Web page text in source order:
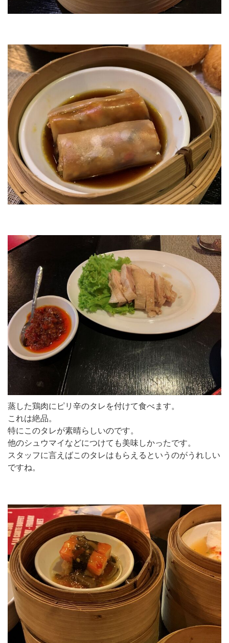
蒸した鶏肉にピリ辛のタレを付けて食べます。
これは絶品。
特にこのタレが素晴らしいのです。
他のシュウマイなどにつけても美味しかったです。
スタッフに言えばこのタレはもらえるというのがうれしい
ですね。